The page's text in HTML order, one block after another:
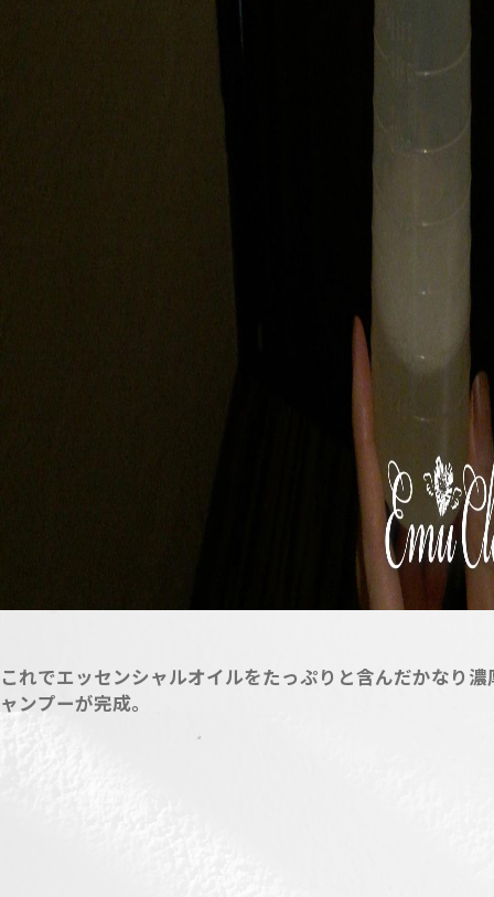
これでエッセンシャルオイルをたっぷりと含んだかなり濃
ャンプーが完成。